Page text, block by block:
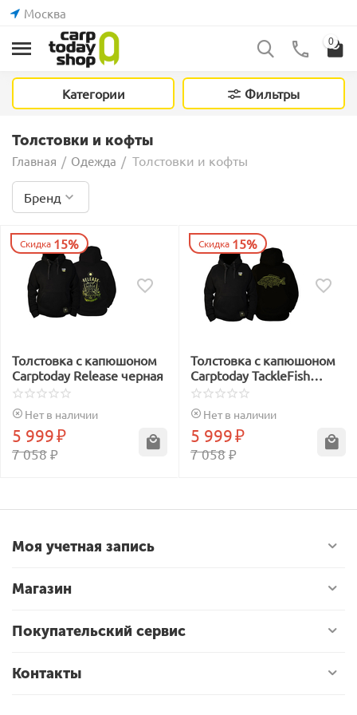
Москва
0
Категории Фильтры
Толстовки и кофты
Главная / Одежда / Толстовки и кофты
Бренд
Скидка 15%
Толстовка с капюшоном
Carptoday Release черная
Нет в наличии
7 058₽
5 999₽
Скидка 15%
Толстовка с капюшоном
Carptoday TackleFish
черная
Нет в наличии
7 058₽
5 999₽
Моя учетная запись
Магазин
Покупательский сервис
Контакты